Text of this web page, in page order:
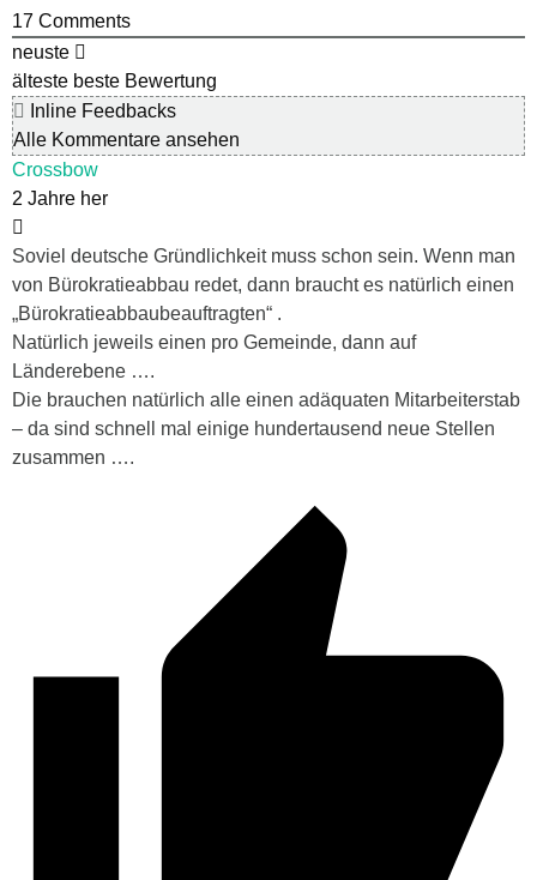
17 Comments
neuste
älteste beste Bewertung
Inline Feedbacks
Alle Kommentare ansehen
Crossbow
2 Jahre her
Soviel deutsche Gründlichkeit muss schon sein. Wenn man
von Bürokratieabbau redet, dann braucht es natürlich einen
„Bürokratieabbaubeauftragten“ .
Natürlich jeweils einen pro Gemeinde, dann auf
Länderebene ….
Die brauchen natürlich alle einen adäquaten Mitarbeiterstab
– da sind schnell mal einige hundertausend neue Stellen
zusammen ….